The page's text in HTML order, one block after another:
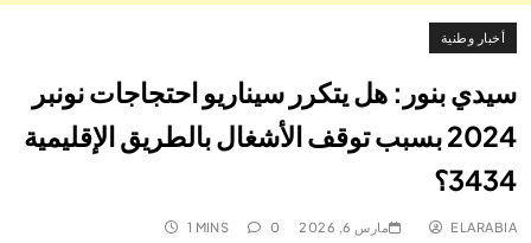
أخبار وطنية
سيدي بنور: هل يتكرر سيناريو احتجاجات نونبر
2024 بسبب توقف الأشغال بالطريق الإقليمية
3434؟
ELARABIA مارس 6, 2026 0
1 MINS